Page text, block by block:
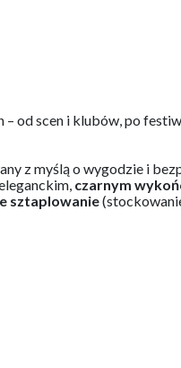
od scen i klubów, po
z myślą o wygodzie i
czarnym
sztaplowanie